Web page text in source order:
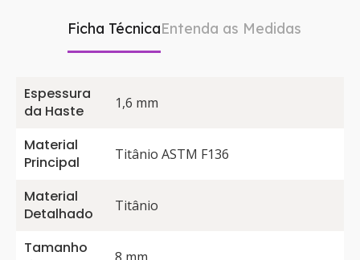
Ficha TécnicaEntenda as Medidas
Espessura
da Haste
1,6 mm
Material
Principal
Titânio ASTM F136
Material
Detalhado
Titânio
Tamanho